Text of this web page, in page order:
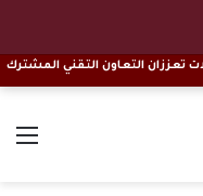
تعززان التعاون التقني المشترك